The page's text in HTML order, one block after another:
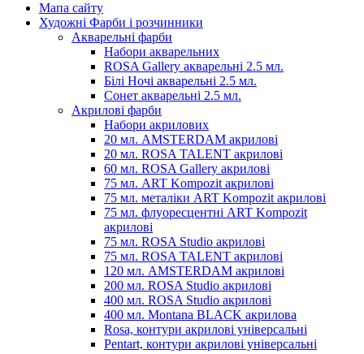
Мапа сайту
Художні Фарби і розчинники
Акварельні фарби
Набори акварельних
ROSA Gallery акварельні 2.5 мл.
Білі Ночі акварельні 2.5 мл.
Сонет акварельні 2.5 мл.
Акрилові фарби
Набори акрилових
20 мл. AMSTERDAM акрилові
20 мл. ROSA TALENT акрилові
60 мл. ROSA Gallery акрилові
75 мл. ART Kompozit акрилові
75 мл. металіки ART Kompozit акрилові
75 мл. флуоресцентні ART Kompozit
акрилові
75 мл. ROSA Studio акрилові
75 мл. ROSA TALENT акрилові
120 мл. AMSTERDAM акрилові
200 мл. ROSA Studio акрилові
400 мл. ROSA Studio акрилові
400 мл. Montana BLACK акрилова
Rosa, контури акрилові універсальні
Pentart, контури акрилові універсальні